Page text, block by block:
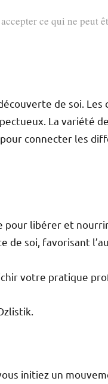
ce qui ne peut
de soi. Les
La variété
connecter les
pour libérer et
de soi, favorisant
votre pratique
initiez un